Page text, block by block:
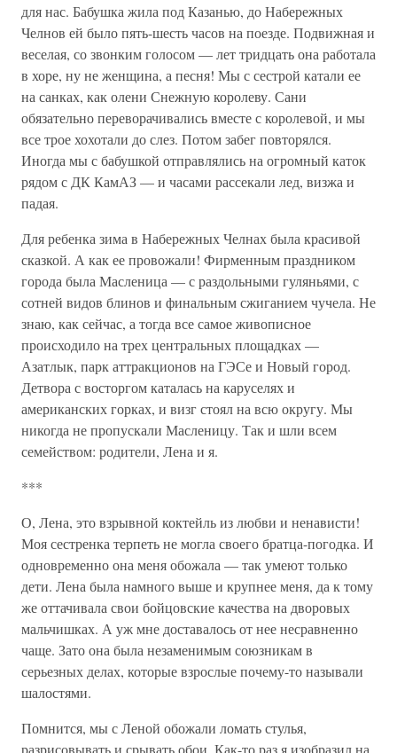
для нас. Бабушка жила под Казанью, до Набережных
Челнов ей было пять-шесть часов на поезде. Подвижная и
веселая, со звонким голосом — лет тридцать она работала
в хоре, ну не женщина, а песня! Мы с сестрой катали ее
на санках, как олени Снежную королеву. Сани
обязательно переворачивались вместе с королевой, и мы
все трое хохотали до слез. Потом забег повторялся.
Иногда мы с бабушкой отправлялись на огромный каток
рядом с ДК КамАЗ — и часами рассекали лед, визжа и
падая.
Для ребенка зима в Набережных Челнах была красивой
сказкой. А как ее провожали! Фирменным праздником
города была Масленица — с раздольными гуляньями, с
сотней видов блинов и финальным сжиганием чучела. Не
знаю, как сейчас, а тогда все самое живописное
происходило на трех центральных площадках —
Азатлык, парк аттракционов на ГЭСе и Новый город.
Детвора с восторгом каталась на каруселях и
американских горках, и визг стоял на всю округу. Мы
никогда не пропускали Масленицу. Так и шли всем
семейством: родители, Лена и я.
***
О, Лена, это взрывной коктейль из любви и ненависти!
Моя сестренка терпеть не могла своего братца-погодка. И
одновременно она меня обожала — так умеют только
дети. Лена была намного выше и крупнее меня, да к тому
же оттачивала свои бойцовские качества на дворовых
мальчишках. А уж мне доставалось от нее несравненно
чаще. Зато она была незаменимым союзникам в
серьезных делах, которые взрослые почему-то называли
шалостями.
Помнится, мы с Леной обожали ломать стулья,
разрисовывать и срывать обои. Как-то раз я изобразил на